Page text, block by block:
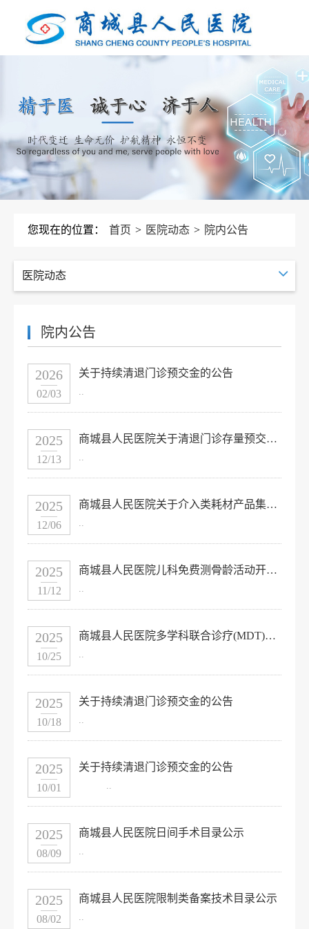
您现在的位置： 首页 > 医院动态 > 院内公告
医院动态
院内公告
2026
02/03
关于持续清退门诊预交金的公告
..
2025
12/13
商城县人民医院关于清退门诊存量预交金的公告
..
2025
12/06
商城县人民医院关于介入类耗材产品集中遴选采购项目的公告
..
2025
11/12
商城县人民医院儿科免费测骨龄活动开始啦！
..
2025
10/25
商城县人民医院多学科联合诊疗(MDT)公告
..
2025
10/18
关于持续清退门诊预交金的公告
..
2025
10/01
关于持续清退门诊预交金的公告
..
2025
08/09
商城县人民医院日间手术目录公示
..
2025
08/02
商城县人民医院限制类备案技术目录公示
..